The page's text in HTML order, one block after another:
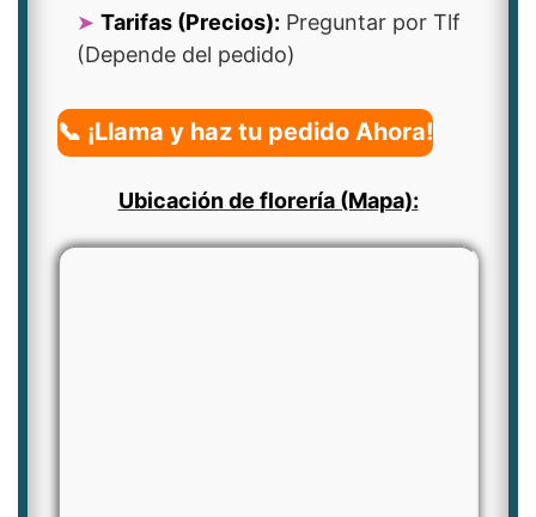
Tarifas (Precios): Preguntar por Tlf
(Depende del pedido)
📞 ¡Llama y haz tu pedido Ahora!
Ubicación de florería (Mapa):